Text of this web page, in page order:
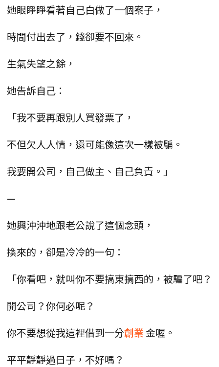
她眼睜睜看著自己白做了一個案子，
時間付出去了，錢卻要不回來。
生氣失望之餘，
她告訴自己：
「我不要再跟別人買發票了，
不但欠人人情，還可能像這次一樣被騙。
我要開公司，自己做主、自己負責。」
—
她興沖沖地跟老公說了這個念頭，
換來的，卻是冷冷的一句：
「你看吧，就叫你不要搞東搞西的，被騙了吧？
開公司？你何必呢？
你不要想從我這裡借到一分創業金喔。
平平靜靜過日子，不好嗎？